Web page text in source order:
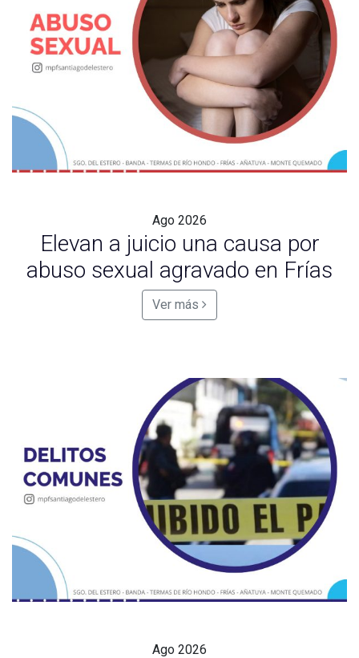
Ago 2026
Elevan a juicio una causa por
abuso sexual agravado en Frías
Ver más
Ago 2026